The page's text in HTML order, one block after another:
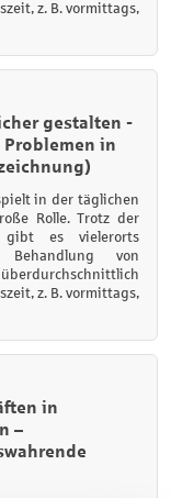
z. B. vormittags,
gestalten -
in
in der täglichen
Rolle. Trotz der
gibt es vielerorts
von
z. B. vormittags,
in
–